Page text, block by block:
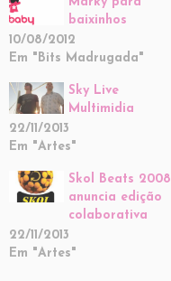
baixinhos
10/08/2012
Em "Bits Madrugada"
Sky Live
Multimidia
22/11/2013
Em "Artes"
Skol Beats 2008
anuncia edição
colaborativa
22/11/2013
Em "Artes"